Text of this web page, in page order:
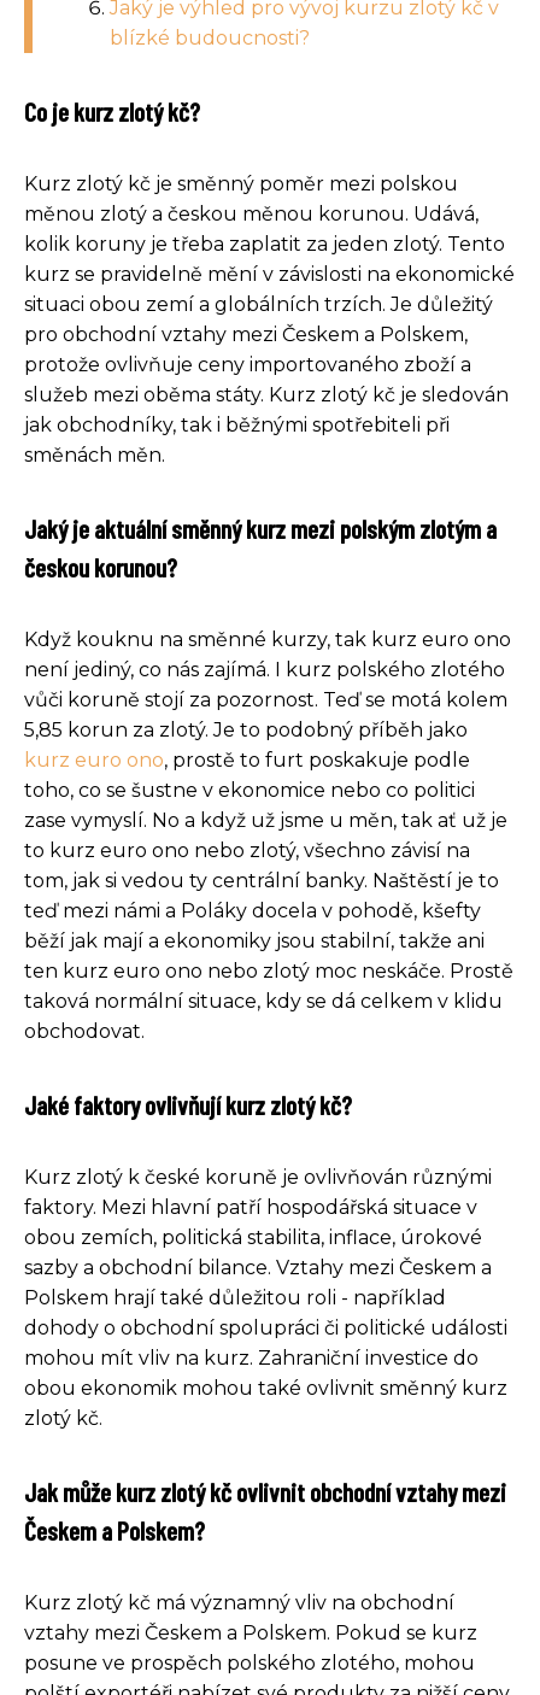
Jaký je výhled pro vývoj kurzu zlotý kč v
blízké budoucnosti?
Co je kurz zlotý kč?
Kurz zlotý kč je směnný poměr mezi polskou
měnou zlotý a českou měnou korunou. Udává,
kolik koruny je třeba zaplatit za jeden zlotý. Tento
kurz se pravidelně mění v závislosti na ekonomické
situaci obou zemí a globálních trzích. Je důležitý
pro obchodní vztahy mezi Českem a Polskem,
protože ovlivňuje ceny importovaného zboží a
služeb mezi oběma státy. Kurz zlotý kč je sledován
jak obchodníky, tak i běžnými spotřebiteli při
směnách měn.
Jaký je aktuální směnný kurz mezi polským zlotým a
českou korunou?
Když kouknu na směnné kurzy, tak kurz euro ono
není jediný, co nás zajímá. I kurz polského zlotého
vůči koruně stojí za pozornost. Teď se motá kolem
5,85 korun za zlotý. Je to podobný příběh jako
kurz euro ono, prostě to furt poskakuje podle
toho, co se šustne v ekonomice nebo co politici
zase vymyslí. No a když už jsme u měn, tak ať už je
to kurz euro ono nebo zlotý, všechno závisí na
tom, jak si vedou ty centrální banky. Naštěstí je to
teď mezi námi a Poláky docela v pohodě, kšefty
běží jak mají a ekonomiky jsou stabilní, takže ani
ten kurz euro ono nebo zlotý moc neskáče. Prostě
taková normální situace, kdy se dá celkem v klidu
obchodovat.
Jaké faktory ovlivňují kurz zlotý kč?
Kurz zlotý k české koruně je ovlivňován různými
faktory. Mezi hlavní patří hospodářská situace v
obou zemích, politická stabilita, inflace, úrokové
sazby a obchodní bilance. Vztahy mezi Českem a
Polskem hrají také důležitou roli - například
dohody o obchodní spolupráci či politické události
mohou mít vliv na kurz. Zahraniční investice do
obou ekonomik mohou také ovlivnit směnný kurz
zlotý kč.
Jak může kurz zlotý kč ovlivnit obchodní vztahy mezi
Českem a Polskem?
Kurz zlotý kč má významný vliv na obchodní
vztahy mezi Českem a Polskem. Pokud se kurz
posune ve prospěch polského zlotého, mohou